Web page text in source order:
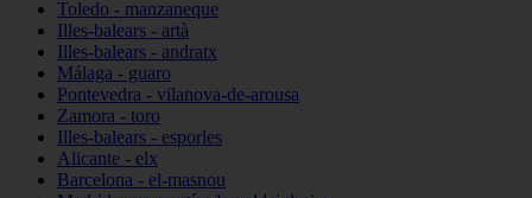
Toledo - manzaneque
Illes-balears - artà
Illes-balears - andratx
Málaga - guaro
Pontevedra - vilanova-de-arousa
Zamora - toro
Illes-balears - esporles
Alicante - elx
Barcelona - el-masnou